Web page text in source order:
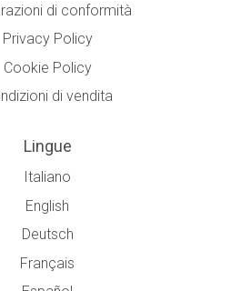
di conformità
Privacy Policy
Cookie Policy
di vendita
Lingue
Italiano
English
Deutsch
Français